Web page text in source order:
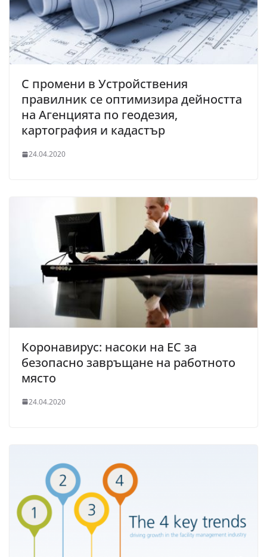
С промени в Устройствения
правилник се оптимизира дейността
на Агенцията по геодезия,
картография и кадастър
24.04.2020
Коронавирус: насоки на ЕС за
безопасно завръщане на работното
място
24.04.2020